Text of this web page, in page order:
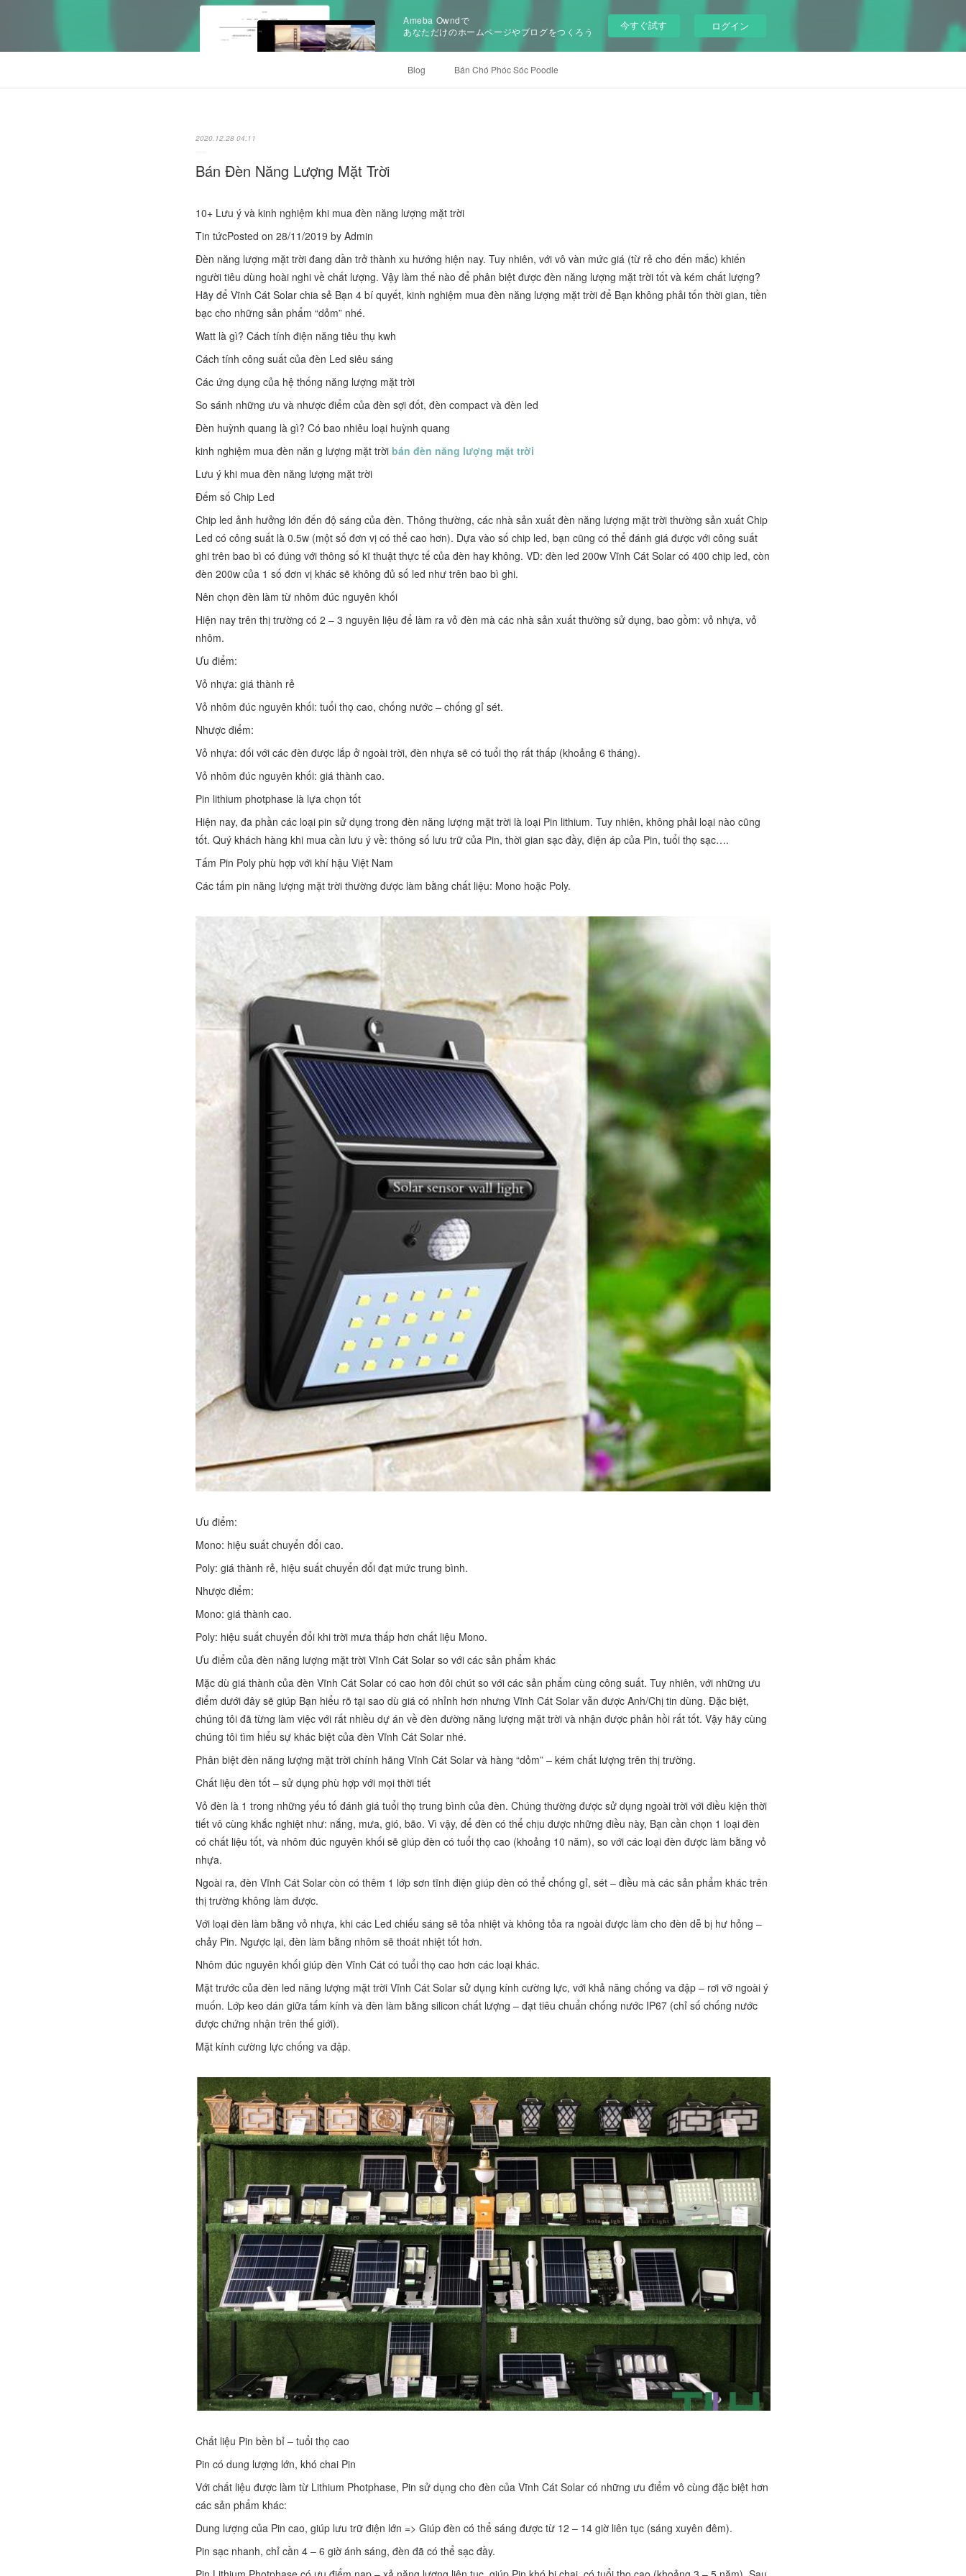
Ameba Owndで
あなただけのホームページやブログをつくろう
今すぐ試す ログイン
Blog Bán Chó Phóc Sóc Poodle
2020.12.28 04:11
Bán Đèn Năng Lượng Mặt Trời
10+ Lưu ý và kinh nghiệm khi mua đèn năng lượng mặt trời
Tin tứcPosted on 28/11/2019 by Admin
Đèn năng lượng mặt trời đang dần trở thành xu hướng hiện nay. Tuy nhiên, với vô vàn mức giá (từ rẻ cho đến mắc) khiến
người tiêu dùng hoài nghi về chất lượng. Vậy làm thế nào để phân biệt được đèn năng lượng mặt trời tốt và kém chất lượng?
Hãy để Vĩnh Cát Solar chia sẻ Bạn 4 bí quyết, kinh nghiệm mua đèn năng lượng mặt trời để Bạn không phải tốn thời gian, tiền
bạc cho những sản phẩm “dỏm” nhé.
Watt là gì? Cách tính điện năng tiêu thụ kwh
Cách tính công suất của đèn Led siêu sáng
Các ứng dụng của hệ thống năng lượng mặt trời
So sánh những ưu và nhược điểm của đèn sợi đốt, đèn compact và đèn led
Đèn huỳnh quang là gì? Có bao nhiêu loại huỳnh quang
kinh nghiệm mua đèn năn g lượng mặt trời bán đèn năng lượng mặt trời
Lưu ý khi mua đèn năng lượng mặt trời
Đếm số Chip Led
Chip led ảnh hưởng lớn đến độ sáng của đèn. Thông thường, các nhà sản xuất đèn năng lượng mặt trời thường sản xuất Chip
Led có công suất là 0.5w (một số đơn vị có thể cao hơn). Dựa vào số chip led, bạn cũng có thể đánh giá được với công suất
ghi trên bao bì có đúng với thông số kĩ thuật thực tế của đèn hay không. VD: đèn led 200w Vĩnh Cát Solar có 400 chip led, còn
đèn 200w của 1 số đơn vị khác sẽ không đủ số led như trên bao bì ghi.
Nên chọn đèn làm từ nhôm đúc nguyên khối
Hiện nay trên thị trường có 2 – 3 nguyên liệu để làm ra vỏ đèn mà các nhà sản xuất thường sử dụng, bao gồm: vỏ nhựa, vỏ
nhôm.
Ưu điểm:
Vỏ nhựa: giá thành rẻ
Vỏ nhôm đúc nguyên khối: tuổi thọ cao, chống nước – chống gỉ sét.
Nhược điểm:
Vỏ nhựa: đối với các đèn được lắp ở ngoài trời, đèn nhựa sẽ có tuổi thọ rất thấp (khoảng 6 tháng).
Vỏ nhôm đúc nguyên khối: giá thành cao.
Pin lithium photphase là lựa chọn tốt
Hiện nay, đa phần các loại pin sử dụng trong đèn năng lượng mặt trời là loại Pin lithium. Tuy nhiên, không phải loại nào cũng
tốt. Quý khách hàng khi mua cần lưu ý về: thông số lưu trữ của Pin, thời gian sạc đầy, điện áp của Pin, tuổi thọ sạc….
Tấm Pin Poly phù hợp với khí hậu Việt Nam
Các tấm pin năng lượng mặt trời thường được làm bằng chất liệu: Mono hoặc Poly.
Ưu điểm:
Mono: hiệu suất chuyển đổi cao.
Poly: giá thành rẻ, hiệu suất chuyển đổi đạt mức trung bình.
Nhược điểm:
Mono: giá thành cao.
Poly: hiệu suất chuyển đổi khi trời mưa thấp hơn chất liệu Mono.
Ưu điểm của đèn năng lượng mặt trời Vĩnh Cát Solar so với các sản phẩm khác
Mặc dù giá thành của đèn Vĩnh Cát Solar có cao hơn đôi chút so với các sản phẩm cùng công suất. Tuy nhiên, với những ưu
điểm dưới đây sẽ giúp Bạn hiểu rõ tại sao dù giá có nhỉnh hơn nhưng Vĩnh Cát Solar vẫn được Anh/Chị tin dùng. Đặc biệt,
chúng tôi đã từng làm việc với rất nhiều dự án về đèn đường năng lượng mặt trời và nhận được phản hồi rất tốt. Vậy hãy cùng
chúng tôi tìm hiểu sự khác biệt của đèn Vĩnh Cát Solar nhé.
Phân biệt đèn năng lượng mặt trời chính hãng Vĩnh Cát Solar và hàng “dỏm” – kém chất lượng trên thị trường.
Chất liệu đèn tốt – sử dụng phù hợp với mọi thời tiết
Vỏ đèn là 1 trong những yếu tố đánh giá tuổi thọ trung bình của đèn. Chúng thường được sử dụng ngoài trời với điều kiện thời
tiết vô cùng khắc nghiệt như: nắng, mưa, gió, bão. Vì vậy, để đèn có thể chịu được những điều này, Bạn cần chọn 1 loại đèn
có chất liệu tốt, và nhôm đúc nguyên khối sẽ giúp đèn có tuổi thọ cao (khoảng 10 năm), so với các loại đèn được làm bằng vỏ
nhựa.
Ngoài ra, đèn Vĩnh Cát Solar còn có thêm 1 lớp sơn tĩnh điện giúp đèn có thể chống gỉ, sét – điều mà các sản phẩm khác trên
thị trường không làm được.
Với loại đèn làm bằng vỏ nhựa, khi các Led chiếu sáng sẽ tỏa nhiệt và không tỏa ra ngoài được làm cho đèn dễ bị hư hỏng –
chảy Pin. Ngược lại, đèn làm bằng nhôm sẽ thoát nhiệt tốt hơn.
Nhôm đúc nguyên khối giúp đèn Vĩnh Cát có tuổi thọ cao hơn các loại khác.
Mặt trước của đèn led năng lượng mặt trời Vĩnh Cát Solar sử dụng kính cường lực, với khả năng chống va đập – rơi vỡ ngoài ý
muốn. Lớp keo dán giữa tấm kính và đèn làm bằng silicon chất lượng – đạt tiêu chuẩn chống nước IP67 (chỉ số chống nước
được chứng nhận trên thế giới).
Mặt kính cường lực chống va đập.
Chất liệu Pin bền bỉ – tuổi thọ cao
Pin có dung lượng lớn, khó chai Pin
Với chất liệu được làm từ Lithium Photphase, Pin sử dụng cho đèn của Vĩnh Cát Solar có những ưu điểm vô cùng đặc biệt hơn
các sản phẩm khác:
Dung lượng của Pin cao, giúp lưu trữ điện lớn => Giúp đèn có thể sáng được từ 12 – 14 giờ liên tục (sáng xuyên đêm).
Pin sạc nhanh, chỉ cần 4 – 6 giờ ánh sáng, đèn đã có thể sạc đầy.